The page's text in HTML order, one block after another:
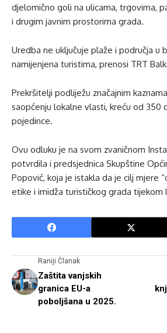
djelomično goli na ulicama, trgovima,
i drugim javnim prostorima grada.
Uredba ne uključuje plaže i područja u
namijenjena turistima, prenosi TRT
Prekršitelji podliježu značajnim
saopćenju lokalne vlasti, kreću od 350
pojedince.
Ovu odluku je na svom zvaničnom
potvrdila i predsjednica Skupštine
Popović, koja je istakla da je cilj mjere
etike i imidža turističkog grada tijekom
Raniji Članak
Zaštita vanjskih
granica EU-a
poboljšana u 2025.